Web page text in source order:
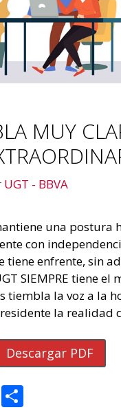
MUY
UGT - BBVA
una postura
con
tiene enfrente, sin
SIEMPRE tiene el
tiembla la voz a la
la realidad
Descargar PDF
W